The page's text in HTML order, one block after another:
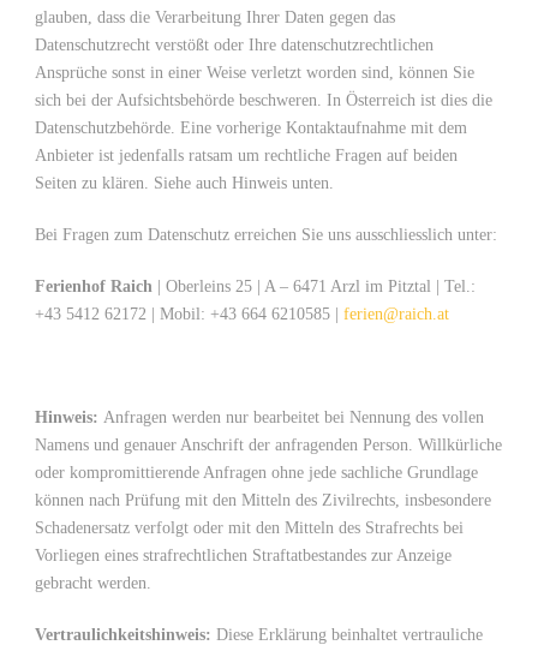
glauben, dass die Verarbeitung Ihrer Daten gegen das
Datenschutzrecht verstößt oder Ihre datenschutzrechtlichen
Ansprüche sonst in einer Weise verletzt worden sind, können Sie
sich bei der Aufsichtsbehörde beschweren. In Österreich ist dies die
Datenschutzbehörde. Eine vorherige Kontaktaufnahme mit dem
Anbieter ist jedenfalls ratsam um rechtliche Fragen auf beiden
Seiten zu klären. Siehe auch Hinweis unten.
Bei Fragen zum Datenschutz erreichen Sie uns ausschliesslich unter:
Ferienhof Raich | Oberleins 25 | A – 6471 Arzl im Pitztal | Tel.:
+43 5412 62172 | Mobil: +43 664 6210585 | ferien@raich.at
Hinweis: Anfragen werden nur bearbeitet bei Nennung des vollen
Namens und genauer Anschrift der anfragenden Person. Willkürliche
oder kompromittierende Anfragen ohne jede sachliche Grundlage
können nach Prüfung mit den Mitteln des Zivilrechts, insbesondere
Schadenersatz verfolgt oder mit den Mitteln des Strafrechts bei
Vorliegen eines strafrechtlichen Straftatbestandes zur Anzeige
gebracht werden.
Vertraulichkeitshinweis: Diese Erklärung beinhaltet vertrauliche